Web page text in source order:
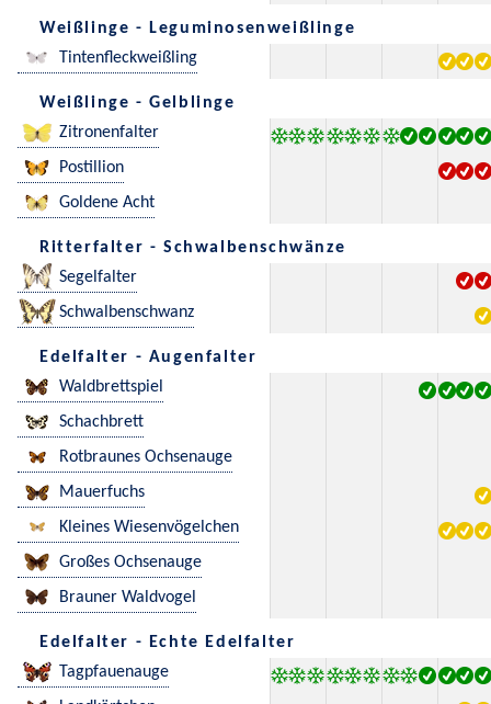
Weißlinge - Leguminosenweißlinge
Tintenfleckweißling
Weißlinge - Gelblinge
Zitronenfalter
Postillion
Goldene Acht
Ritterfalter - Schwalbenschwänze
Segelfalter
Schwalbenschwanz
Edelfalter - Augenfalter
Waldbrettspiel
Schachbrett
Rotbraunes Ochsenauge
Mauerfuchs
Kleines Wiesenvögelchen
Großes Ochsenauge
Brauner Waldvogel
Edelfalter - Echte Edelfalter
Tagpfauenauge